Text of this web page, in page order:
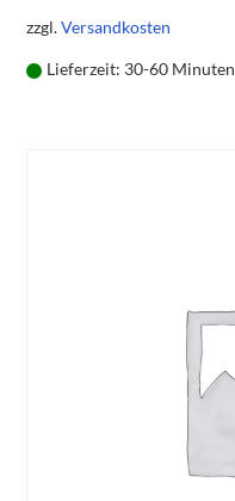
zzgl.Versandkosten
Lieferzeit: 30-60 Minuten